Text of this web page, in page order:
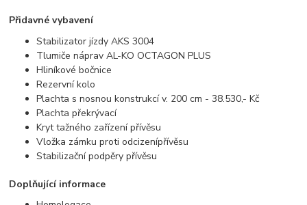
Přidavné vybavení
Stabilizator jízdy AKS 3004
Tlumiče náprav AL-KO OCTAGON PLUS
Hliníkové bočnice
Rezervní kolo
Plachta s nosnou konstrukcí v. 200 cm - 38.530,- Kč
Plachta překrývací
Kryt tažného zařízení přívěsu
Vložka zámku proti odcizenípřívěsu
Stabilizační podpěry přívěsu
Doplňující informace